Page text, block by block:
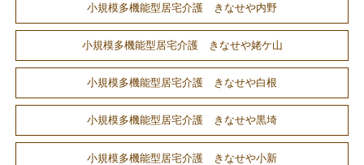
小規模多機能型居宅介護 きなせや内野
小規模多機能型居宅介護 きなせや姥ケ山
小規模多機能型居宅介護 きなせや白根
小規模多機能型居宅介護 きなせや黒埼
小規模多機能型居宅介護 きなせや小新